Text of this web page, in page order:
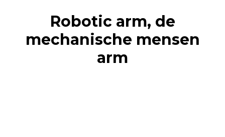
Robotic arm, de
mechanische mensen
arm